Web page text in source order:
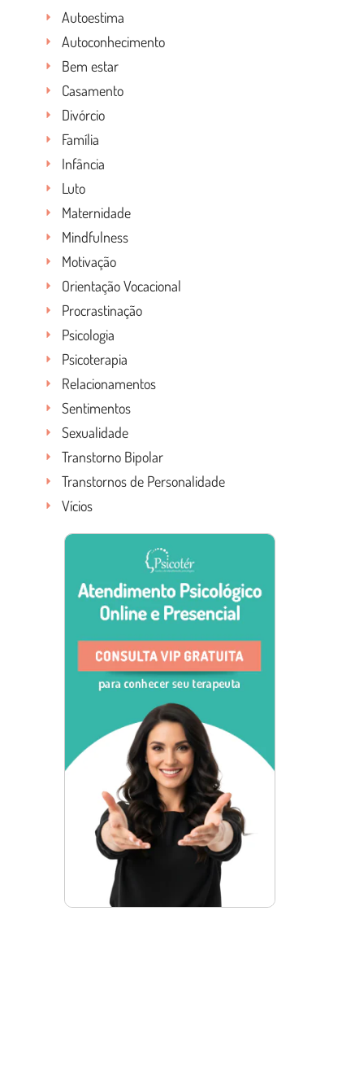
Autoestima
Autoconhecimento
Bem estar
Casamento
Divórcio
Família
Infância
Luto
Maternidade
Mindfulness
Motivação
Orientação Vocacional
Procrastinação
Psicologia
Psicoterapia
Relacionamentos
Sentimentos
Sexualidade
Transtorno Bipolar
Transtornos de Personalidade
Vícios